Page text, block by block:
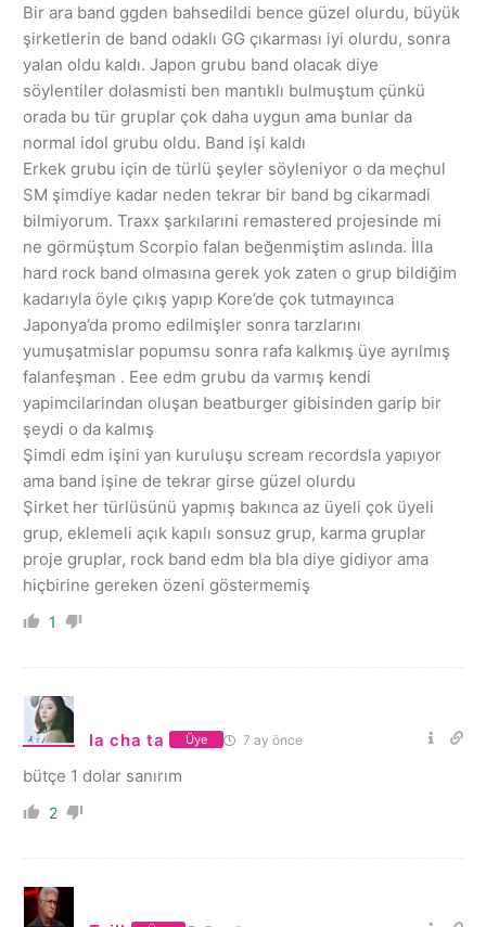
Bir ara band ggden bahsedildi bence güzel olurdu, büyük
şirketlerin de band odaklı GG çıkarması iyi olurdu, sonra
yalan oldu kaldı. Japon grubu band olacak diye
söylentiler dolasmisti ben mantıklı bulmuştum çünkü
orada bu tür gruplar çok daha uygun ama bunlar da
normal idol grubu oldu. Band işi kaldı
Erkek grubu için de türlü şeyler söyleniyor o da meçhul
SM şimdiye kadar neden tekrar bir band bg cikarmadi
bilmiyorum. Traxx şarkılarıni remastered projesinde mi
ne görmüştum Scorpio falan beğenmiştim aslında. İlla
hard rock band olmasına gerek yok zaten o grup bildiğim
kadarıyla öyle çıkış yapıp Kore’de çok tutmayınca
Japonya’da promo edilmişler sonra tarzlarını
yumuşatmislar popumsu sonra rafa kalkmış üye ayrılmış
falanfeşman . Eee edm grubu da varmış kendi
yapimcilarindan oluşan beatburger gibisinden garip bir
şeydi o da kalmış
Şimdi edm işini yan kuruluşu scream recordsla yapıyor
ama band işine de tekrar girse güzel olurdu
Şirket her türlüsünü yapmış bakınca az üyeli çok üyeli
grup, eklemeli açık kapılı sonsuz grup, karma gruplar
proje gruplar, rock band edm bla bla diye gidiyor ama
hiçbirine gereken özeni göstermemiş
1
la cha ta Üye 7 ay önce
bütçe 1 dolar sanırım
2